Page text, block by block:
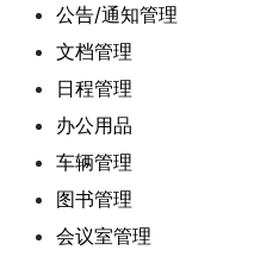
公告/通知管理
文档管理
日程管理
办公用品
车辆管理
图书管理
会议室管理